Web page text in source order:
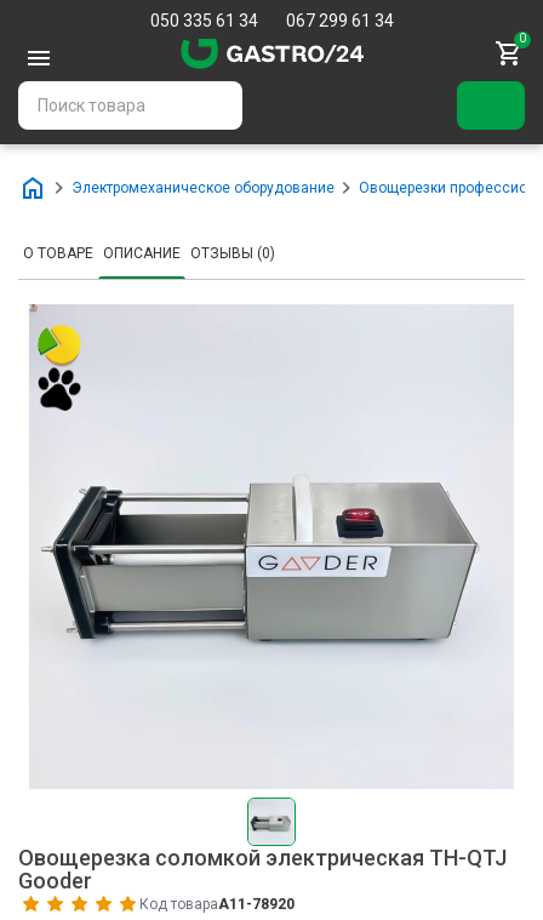
050 335 61 34 067 299 61 34
0
Электромеханическое оборудование Овощерезки
О ТОВАРЕ ОПИСАНИЕ ОТЗЫВЫ (0)
Овощерезка соломкой электрическая TH-QTJ
Gooder
Код товараA11-78920